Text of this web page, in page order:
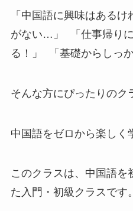
「中国語に興味はある
がない…」 「仕事帰り
る！」 「基礎からしっ
そんな方にぴったりのク
中国語をゼロから楽しく
このクラスは、中国語を
た入門・初級クラスです。